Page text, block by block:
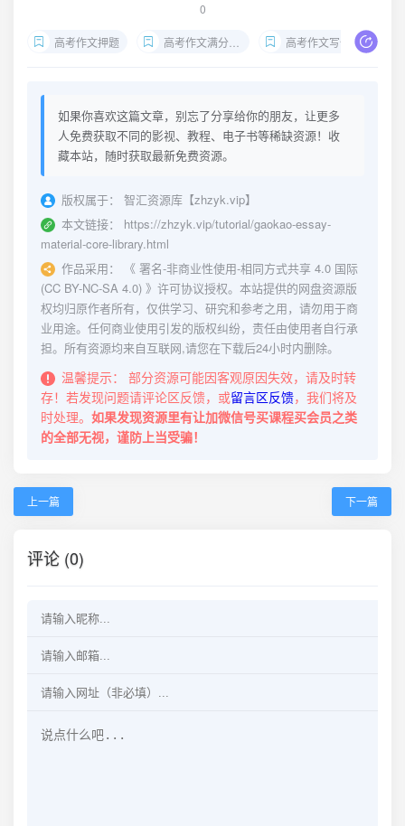
0
高考作文押题 高考作文满分素材 高考作文写作技巧
如果你喜欢这篇文章，别忘了分享给你的朋友，让更多
人免费获取不同的影视、教程、电子书等稀缺资源！收
藏本站，随时获取最新免费资源。
版权属于：
智汇资源库【zhzyk.vip】
本文链接：
https://zhzyk.vip/tutorial/gaokao-essay-
material-core-library.html
作品采用：
《 署名-非商业性使用-相同方式共享 4.0 国际
(CC BY-NC-SA 4.0) 》许可协议授权。本站提供的网盘资源版
权均归原作者所有，仅供学习、研究和参考之用，请勿用于商
业用途。任何商业使用引发的版权纠纷，责任由使用者自行承
担。所有资源均来自互联网,请您在下载后24小时内删除。
温馨提示：
部分资源可能因客观原因失效，请及时转
存！若发现问题请评论区反馈，或留言区反馈，我们将及
时处理。 如果发现资源里有让加微信号买课程买会员之类
的全部无视，谨防上当受骗！
上一篇 下一篇
评论 (0)